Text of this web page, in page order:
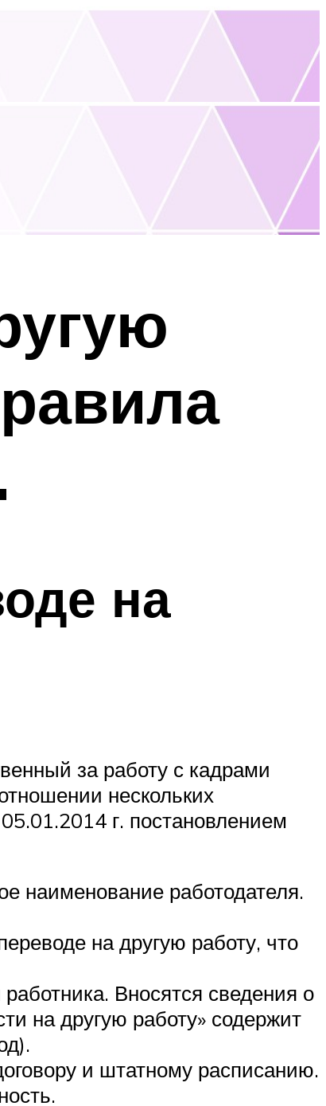
на
за работу с кадрами
нескольких
г. постановлением
наименование работодателя.
на другую работу, что
Вносятся сведения о
на другую работу» содержит
и штатному расписанию.